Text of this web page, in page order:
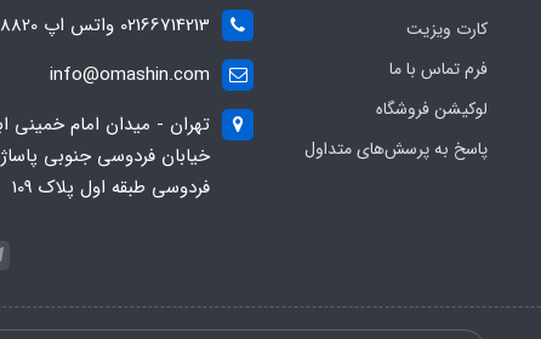
کارت ویزیت
فرم تماس با ما
لوکیشن فروشگاه
پاسخ به پرسش‌های متداول
02166714213 واتس اپ 09028288820
info@omashin.com
تهران - میدان امام خمینی
خیابان فردوسی جنوبی پاساژ
فردوسی طبقه اول پلاک 109